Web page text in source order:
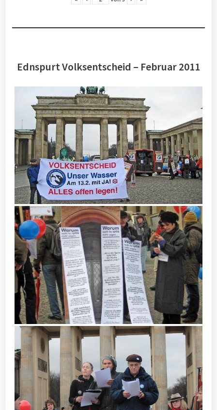
Ednspurt Volksentscheid – Februar 2011